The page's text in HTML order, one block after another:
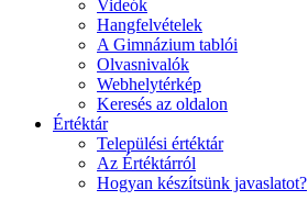
Videók
Hangfelvételek
A Gimnázium tablói
Olvasnivalók
Webhelytérkép
Keresés az oldalon
Értéktár
Települési értéktár
Az Értéktárról
Hogyan készítsünk javaslatot?